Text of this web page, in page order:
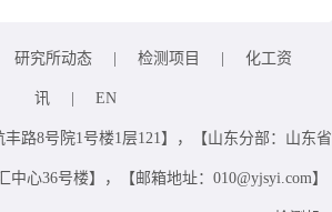
研究所动态 检测项目 化工资
讯 EN
丰路8号院1号楼1层121】，【山东分部：山东省
心36号楼】，【邮箱地址：010@yjsyi.com】